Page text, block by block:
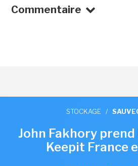
Commentaire
STOCKAGE /
John Fakhory
Keepit France